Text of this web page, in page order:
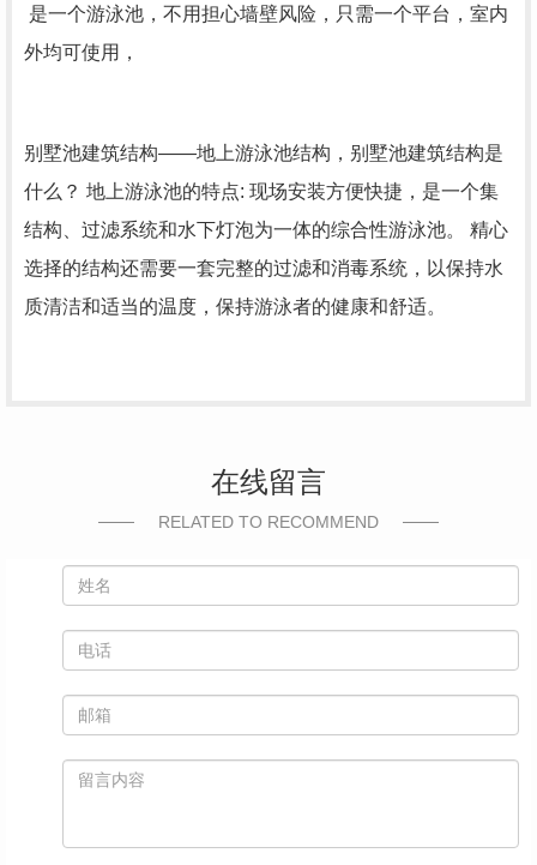
是一个游泳池，不用担心墙壁风险，只需一个平台，室内
外均可使用，
别墅池建筑结构——地上游泳池结构，别墅池建筑结构是
什么？ 地上游泳池的特点: 现场安装方便快捷，是一个集
结构、过滤系统和水下灯泡为一体的综合性游泳池。 精心
选择的结构还需要一套完整的过滤和消毒系统，以保持水
质清洁和适当的温度，保持游泳者的健康和舒适。
在线留言
RELATED TO RECOMMEND